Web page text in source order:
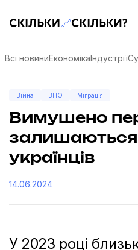
Скільки-скільки? —
Всі новиниЕкономікаІндустрії
Війна ВПО Міграція
Вимушено
залишаються
українців
14.06.2024
У 2023 році